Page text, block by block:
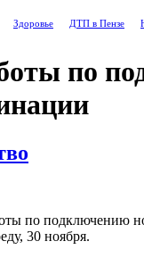
Здоровье ДТП в Пензе
по
по подключению
30 ноября.